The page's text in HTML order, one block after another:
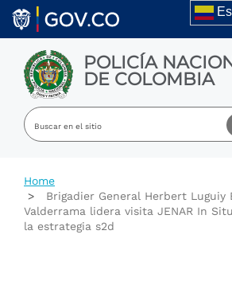
Welcome
All
Accessibility
screen
reader.
Accessibility
screen
Skip to main content
POLICÍA
DE COLOMBIA
Home
Brigadier General Herbert Luguiy
Valderrama lidera visita JENAR In
la estrategia s2d